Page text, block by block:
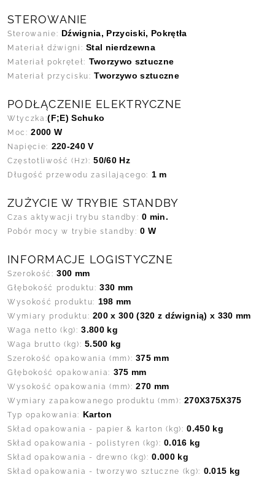
STEROWANIE
Sterowanie: Dźwignia, Przyciski, Pokrętła
Materiał dźwigni: Stal nierdzewna
Materiał pokręteł: Tworzywo sztuczne
Materiał przycisku:Tworzywo sztuczne
PODŁĄCZENIE ELEKTRYCZNE
Wtyczka:(F;E) Schuko
Moc:2000 W
Napięcie: 220-240 V
Częstotliwość (Hz):50/60 Hz
Długość przewodu zasilającego: 1 m
ZUŻYCIE W TRYBIE STANDBY
Czas aktywacji trybu standby: 0 min.
Pobór mocy w trybie standby:0 W
INFORMACJE LOGISTYCZNE
Szerokość:300 mm
Głębokość produktu:330 mm
Wysokość produktu: 198 mm
Wymiary produktu: 200 x 300 (320 z dźwignią) x 330 mm
Waga netto (kg):3.800 kg
Waga brutto (kg): 5.500 kg
Szerokość opakowania (mm): 375 mm
Głębokość opakowania: 375 mm
Wysokość opakowania (mm):270 mm
Wymiary zapakowanego produktu (mm): 270X375X375
Typ opakowania: Karton
Skład opakowania - papier & karton (kg):0.450 kg
Skład opakowania - polistyren (kg):0.016 kg
Skład opakowania - drewno (kg):0.000 kg
Skład opakowania - tworzywo sztuczne (kg): 0.015 kg